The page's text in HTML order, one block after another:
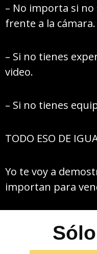
– No importa si
frente a la cámara.
– Si no tienes
video.
– Si no tienes
TODO ESO DE
Yo te voy a
importan para